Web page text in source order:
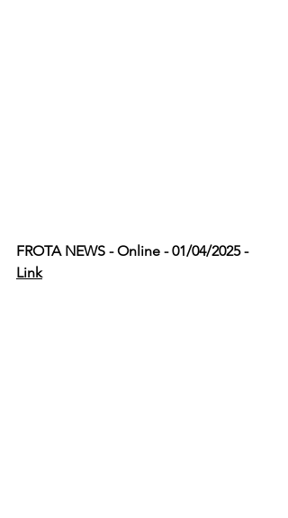
FROTA NEWS - Online - 01/04/2025 -
Link